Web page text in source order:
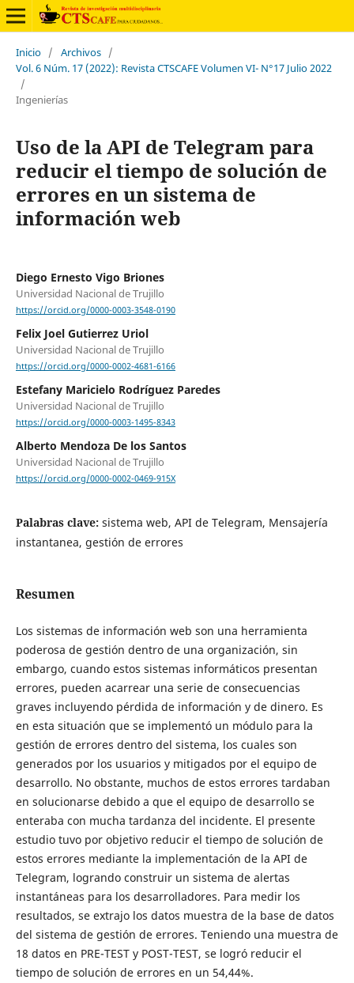
Inicio / Archivos /
Vol. 6 Núm. 17 (2022): Revista CTSCAFE Volumen VI- N°17 Julio 2022
/
Ingenierías
Uso de la API de Telegram para
reducir el tiempo de solución de
errores en un sistema de
información web
Diego Ernesto Vigo Briones
Universidad Nacional de Trujillo
https://orcid.org/0000-0003-3548-0190
Felix Joel Gutierrez Uriol
Universidad Nacional de Trujillo
https://orcid.org/0000-0002-4681-6166
Estefany Maricielo Rodríguez Paredes
Universidad Nacional de Trujillo
https://orcid.org/0000-0003-1495-8343
Alberto Mendoza De los Santos
Universidad Nacional de Trujillo
https://orcid.org/0000-0002-0469-915X
Palabras clave: sistema web, API de Telegram, Mensajería
instantanea, gestión de errores
Resumen
Los sistemas de información web son una herramienta
poderosa de gestión dentro de una organización, sin
embargo, cuando estos sistemas informáticos presentan
errores, pueden acarrear una serie de consecuencias
graves incluyendo pérdida de información y de dinero. Es
en esta situación que se implementó un módulo para la
gestión de errores dentro del sistema, los cuales son
generados por los usuarios y mitigados por el equipo de
desarrollo. No obstante, muchos de estos errores tardaban
en solucionarse debido a que el equipo de desarrollo se
enteraba con mucha tardanza del incidente. El presente
estudio tuvo por objetivo reducir el tiempo de solución de
estos errores mediante la implementación de la API de
Telegram, logrando construir un sistema de alertas
instantáneas para los desarrolladores. Para medir los
resultados, se extrajo los datos muestra de la base de datos
del sistema de gestión de errores. Teniendo una muestra de
18 datos en PRE-TEST y POST-TEST, se logró reducir el
tiempo de solución de errores en un 54,44%.